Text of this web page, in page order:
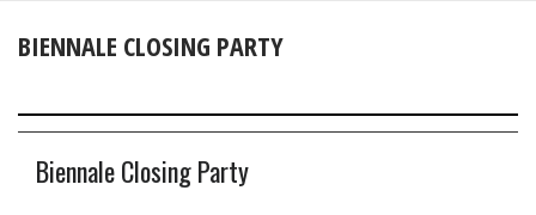
BIENNALE CLOSING PARTY
Biennale Closing Party